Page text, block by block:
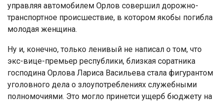
управляя автомобилем Орлов совершил дорожно-
транспортное происшествие, в котором якобы погибла
молодая женщина.
Ну и, конечно, только ленивый не написал о том, что
экс-вице-премьер республики, близкая соратника
господина Орлова Лариса Васильева стала фигурантом
уголовного дела о злоупотреблениях служебными
полномочиями. Это могло принетси ущерб бюджету на